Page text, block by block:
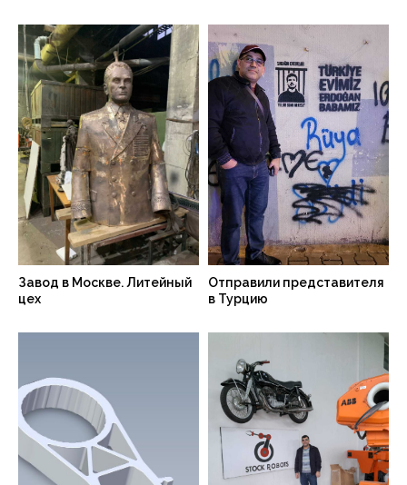
Завод в Москве. Литейный
цех
Отправили представителя
в Турцию